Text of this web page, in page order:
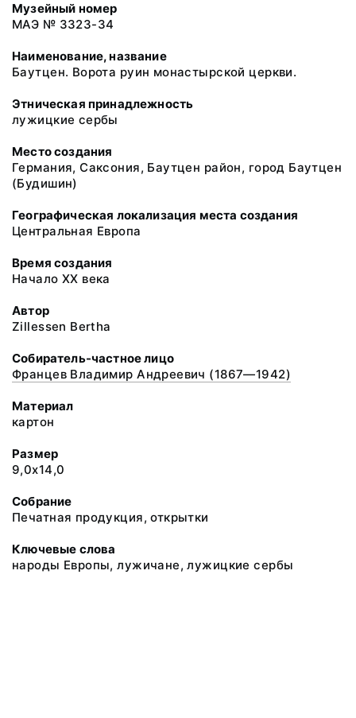
Музейный номер
МАЭ № 3323-34
Наименование, название
Баутцен. Ворота руин монастырской церкви.
Этническая принадлежность
лужицкие сербы
Место создания
Германия, Саксония, Баутцен район, город Баутцен
(Будишин)
Географическая локализация места создания
Центральная Европа
Время создания
Начало XX века
Автор
Zillessen Bertha
Собиратель-частное лицо
Францев Владимир Андреевич (1867—1942)
Материал
картон
Размер
9,0х14,0
Собрание
Печатная продукция, открытки
Ключевые слова
народы Европы, лужичане, лужицкие сербы